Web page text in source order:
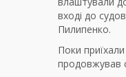
вході до
Пилипенко.
Поки
продовжував